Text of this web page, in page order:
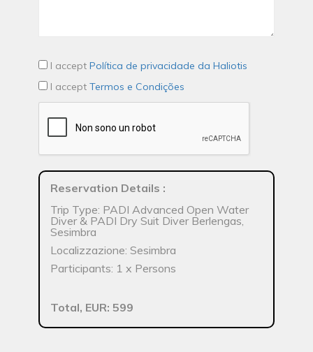
I accept Política de privacidade da Haliotis
I accept Termos e Condições
Reservation Details :
Trip Type: PADI Advanced Open Water
Diver & PADI Dry Suit Diver Berlengas,
Sesimbra
Localizzazione: Sesimbra
Participants: 1 x Persons
Total, EUR: 599